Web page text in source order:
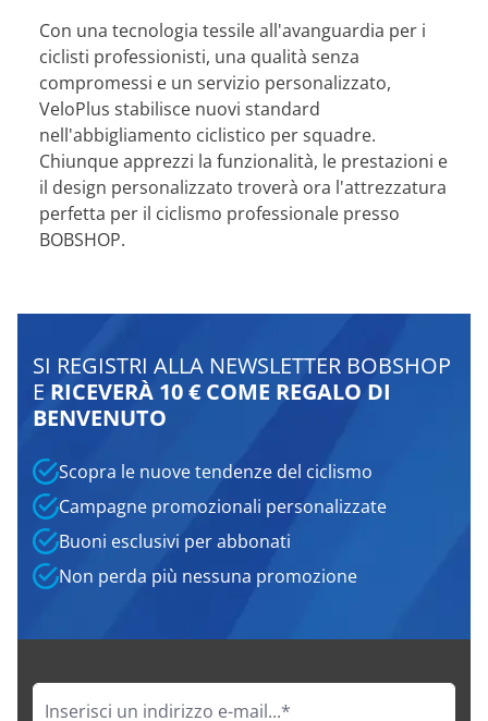
Con una tecnologia tessile all'avanguardia per i
ciclisti professionisti, una qualità senza
compromessi e un servizio personalizzato,
VeloPlus stabilisce nuovi standard
nell'abbigliamento ciclistico per squadre.
Chiunque apprezzi la funzionalità, le prestazioni e
il design personalizzato troverà ora l'attrezzatura
perfetta per il ciclismo professionale presso
BOBSHOP.
SI REGISTRI ALLA NEWSLETTER BOBSHOP
E RICEVERÀ 10 € COME REGALO DI
BENVENUTO
Scopra le nuove tendenze del ciclismo
Campagne promozionali personalizzate
Buoni esclusivi per abbonati
Non perda più nessuna promozione